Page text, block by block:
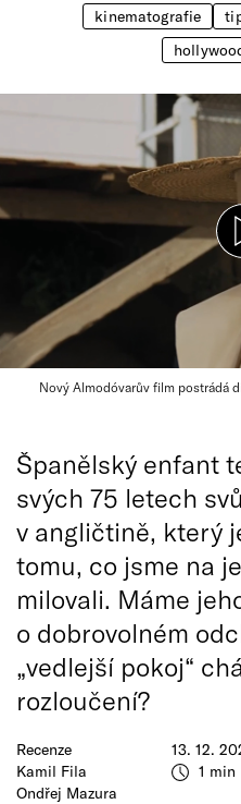
kinematografie
Nový Almodóvarův film postrádá
Recenze
Kamil Fila
Ondřej Mazura
13. 12.
1 min
Španělský enfant
svých 75 letech
v angličtině, který
tomu, co jsme na
milovali. Máme
o dobrovolném
„vedlejší pokoj“
rozloučení?